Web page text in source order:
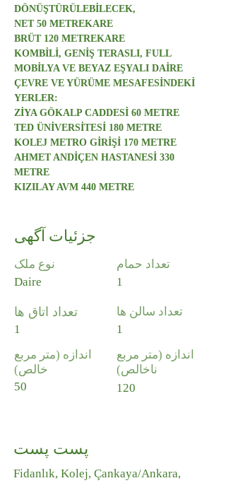
DÖNÜŞTÜRÜLEBİLECEK,
NET 50 METREKARE
BRÜT 120 METREKARE
KOMBİLİ, GENİŞ TERASLI, FULL
MOBİLYA VE BEYAZ EŞYALI DAİRE
ÇEVRE VE YÜRÜME MESAFESİNDEKİ
YERLER:
ZİYA GÖKALP CADDESİ 60 METRE
TED ÜNİVERSİTESİ 180 METRE
KOLEJ METRO GİRİŞİ 170 METRE
AHMET ANDİÇEN HASTANESİ 330
METRE
KIZILAY AVM 440 METRE
جزئیات آگهی
نوع ملک
Daire
تعداد اتاق ها
1
اندازه (متر مربع
خالص)
50
تعداد حمام
1
تعداد سالن ها
1
اندازه (متر مربع
ناخالص)
120
پست پست
Fidanlık, Kolej, Çankaya/Ankara,